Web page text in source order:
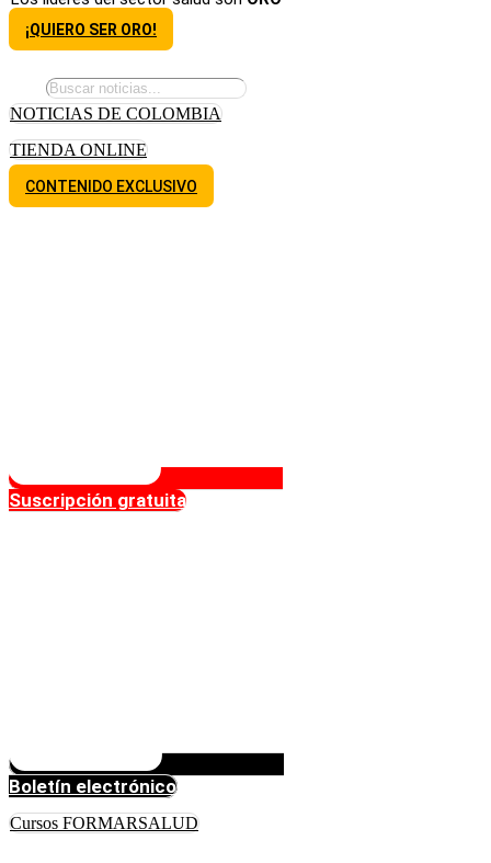
¡QUIERO SER ORO!
NOTICIAS DE COLOMBIA
TIENDA ONLINE
CONTENIDO EXCLUSIVO
Suscripción gratuita
Boletín electrónico
Cursos FORMARSALUD